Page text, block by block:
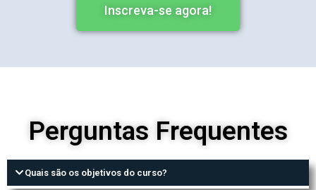
Inscreva-se agora!
Perguntas Frequentes
Quais são os objetivos do curso?